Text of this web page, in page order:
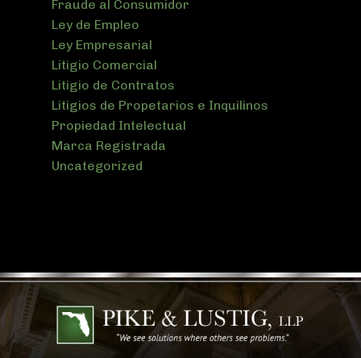
Fraude al Consumidor
Ley de Empleo
Ley Empresarial
Litigio Comercial
Litigio de Contratos
Litigios de Propetarios e Inquilinos
Propiedad Intelectual
Marca Registrada
Uncategorized